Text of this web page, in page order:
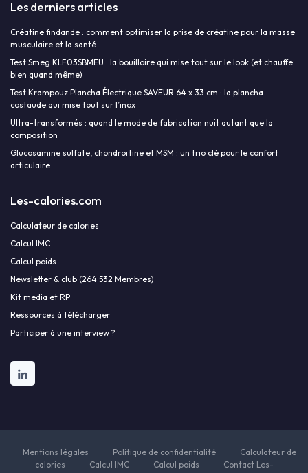
Les derniers articles
Créatine findande : comment optimiser la prise de créatine pour la masse
musculaire et la santé
Test Smeg KLF03SBMEU : la bouilloire qui mise tout sur le look (et chauffe
bien quand même)
Test Krampouz Plancha Électrique SAVEUR 64 x 33 cm : la plancha
costaude qui mise tout sur l’inox
Ultra-transformés : quand le mode de fabrication nuit autant que la
composition
Glucosamine sulfate, chondroïtine et MSM : un trio clé pour le confort
articulaire
Les-calories.com
Calculateur de calories
Calcul IMC
Calcul poids
Newsletter & club (264 532 Membres)
Kit media et RP
Ressources à télécharger
Participer à une interview ?
Mentions légales Politique de confidentialité
Calculateur de
calories
Calcul IMC Calcul poids
Contact Les-